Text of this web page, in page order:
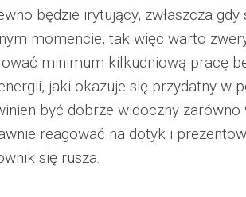
będzie irytujący, zwłaszcza
momencie, tak więc warto
minimum kilkudniową pracę
jaki okazuje się przydatny w
być dobrze widoczny zarówno
reagować na dotyk i
się rusza.